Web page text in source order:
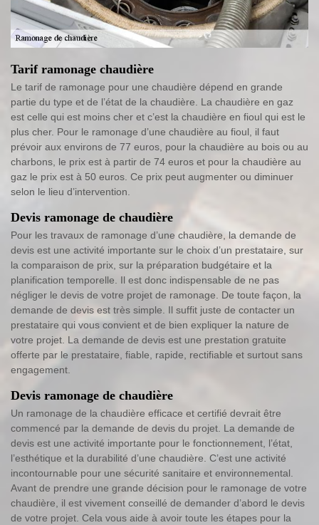
Tarif ramonage chaudière
Le tarif de ramonage pour une chaudière dépend en grande
partie du type et de l’état de la chaudière. La chaudière en gaz
est celle qui est moins cher et c’est la chaudière en fioul qui est le
plus cher. Pour le ramonage d’une chaudière au fioul, il faut
prévoir aux environs de 77 euros, pour la chaudière au bois ou au
charbons, le prix est à partir de 74 euros et pour la chaudière au
gaz le prix est à 50 euros. Ce prix peut augmenter ou diminuer
selon le lieu d’intervention.
Devis ramonage de chaudière
Pour les travaux de ramonage d’une chaudière, la demande de
devis est une activité importante sur le choix d’un prestataire, sur
la comparaison de prix, sur la préparation budgétaire et la
planification temporelle. Il est donc indispensable de ne pas
négliger le devis de votre projet de ramonage. De toute façon, la
demande de devis est très simple. Il suffit juste de contacter un
prestataire qui vous convient et de bien expliquer la nature de
votre projet. La demande de devis est une prestation gratuite
offerte par le prestataire, fiable, rapide, rectifiable et surtout sans
engagement.
Devis ramonage de chaudière
Un ramonage de la chaudière efficace et certifié devrait être
commencé par la demande de devis du projet. La demande de
devis est une activité importante pour le fonctionnement, l’état,
l’esthétique et la durabilité d’une chaudière. C’est une activité
incontournable pour une sécurité sanitaire et environnemental.
Avant de prendre une grande décision pour le ramonage de votre
chaudière, il est vivement conseillé de demander d’abord le devis
de votre projet. Cela vous aide à avoir toute les étapes pour la